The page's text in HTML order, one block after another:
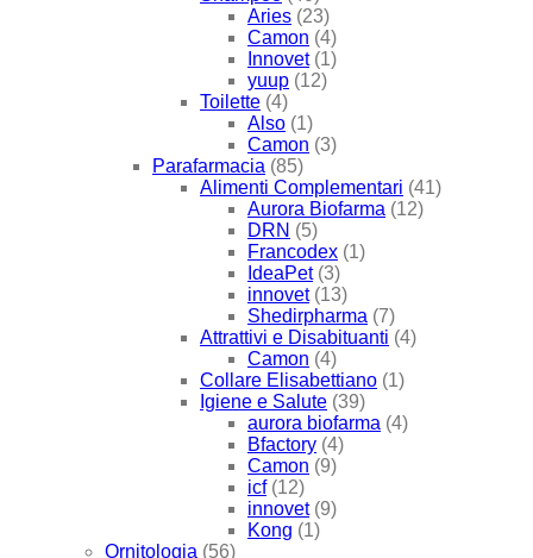
Aries (23)
Camon (4)
Innovet (1)
yuup (12)
Toilette (4)
Also (1)
Camon (3)
Parafarmacia (85)
Alimenti Complementari (41)
Aurora Biofarma (12)
DRN (5)
Francodex (1)
IdeaPet (3)
innovet (13)
Shedirpharma (7)
Attrattivi e Disabituanti (4)
Camon (4)
Collare Elisabettiano (1)
Igiene e Salute (39)
aurora biofarma (4)
Bfactory (4)
Camon (9)
icf (12)
innovet (9)
Kong (1)
Ornitologia (56)